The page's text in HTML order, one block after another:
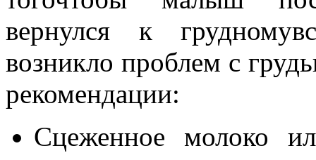
вернулся к
возникло проблем с
рекомендации:
Сцеженное молоко